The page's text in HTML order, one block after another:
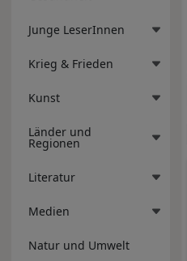
Junge LeserInnen
Krieg & Frieden
Kunst
Länder und
Regionen
Literatur
Medien
Natur und Umwelt